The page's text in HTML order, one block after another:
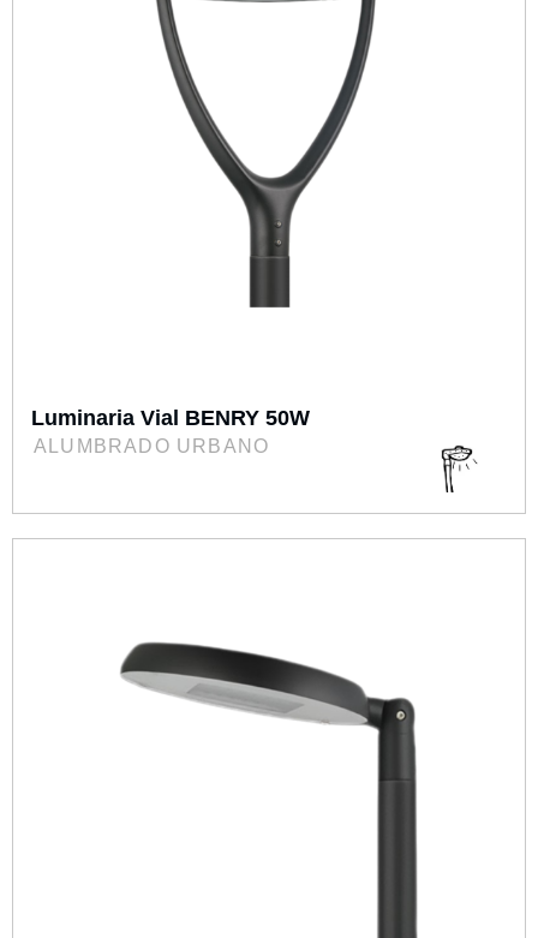
Luminaria Vial BENRY 50W
ALUMBRADO URBANO